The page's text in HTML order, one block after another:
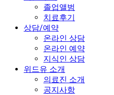
졸업앨범
치료후기
상담/예약
온라인 상담
온라인 예약
지식인 상담
위드유 소개
의료진 소개
공지사항